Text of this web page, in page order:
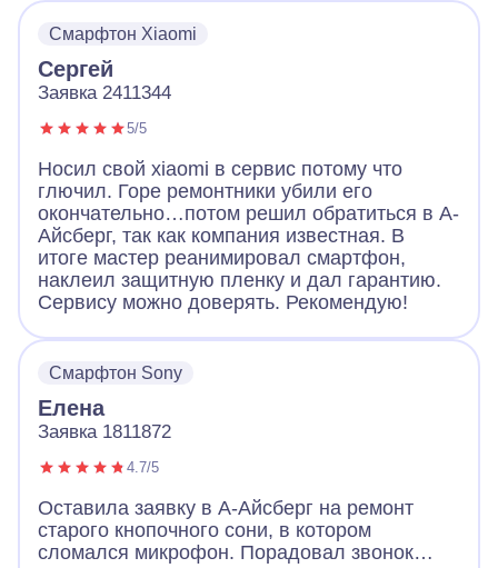
Смарфтон Xiaomi
Сергей
Заявка 2411344
5/5
Носил свой xiaomi в сервис потому что
глючил. Горе ремонтники убили его
окончательно…потом решил обратиться в А-
Айсберг, так как компания известная. В
итоге мастер реанимировал смартфон,
наклеил защитную пленку и дал гарантию.
Сервису можно доверять. Рекомендую!
Смарфтон Sony
Елена
Заявка 1811872
4.7/5
Оставила заявку в А-Айсберг на ремонт
старого кнопочного сони, в котором
сломался микрофон. Порадовал звонок